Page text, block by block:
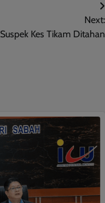
Next:
Suspek Kes Tikam Ditahan